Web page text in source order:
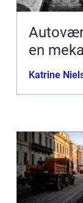
en
Katrine